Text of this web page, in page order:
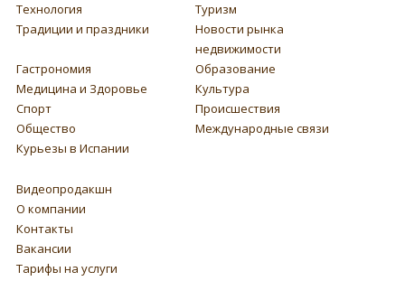
Технология
Туризм
Традиции и праздники
Новости рынка
недвижимости
Гастрономия
Образование
Медицина и Здоровье
Культура
Спорт
Происшествия
Общество
Международные связи
Курьезы в Испании
Видеопродакшн
О компании
Контакты
Вакансии
Тарифы на услуги